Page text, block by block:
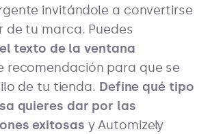
invitándole a convertirse
de tu marca. Puedes
texto de la ventana
recomendación para que se
de tu tienda. Define qué tipo
quieres dar por las
exitosas y Automizely